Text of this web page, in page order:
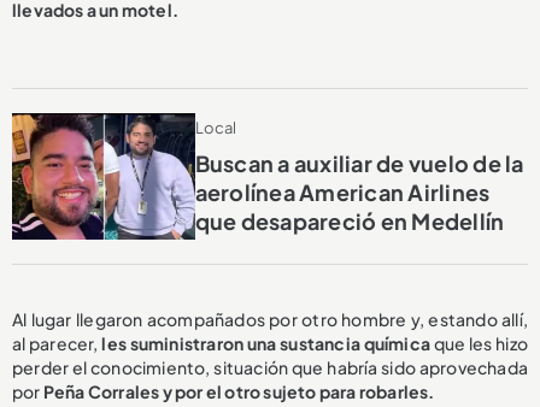
llevados a un motel.
Local
Buscan a auxiliar de vuelo de la
aerolínea American Airlines
que desapareció en Medellín
Al lugar llegaron acompañados por otro hombre y, estando allí,
al parecer,les suministraron una sustancia químicaque les hizo
perder el conocimiento, situación que habría sido aprovechada
por Peña Corrales y por el otro sujeto para robarles.